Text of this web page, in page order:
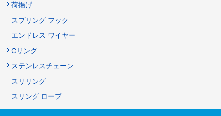
荷揚げ
スプリング フック
エンドレス ワイヤー
Cリング
ステンレスチェーン
スリリング
スリング ロープ